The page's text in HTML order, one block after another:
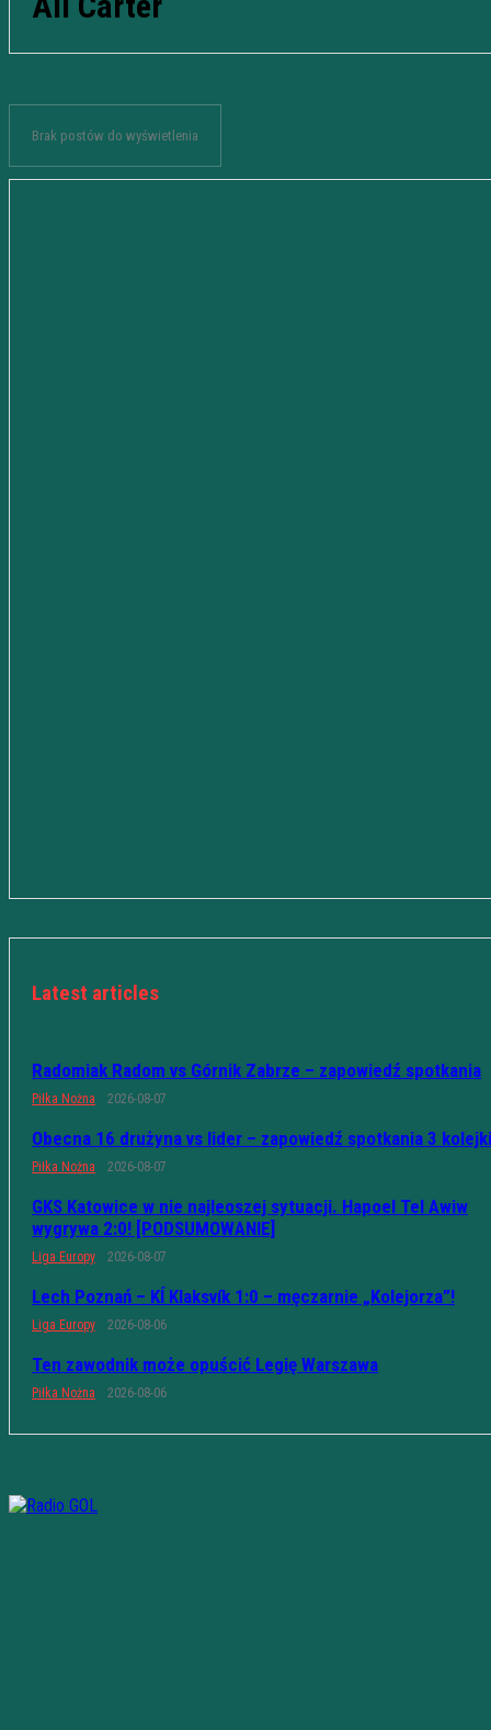
Brak postów do wyświetlenia
Latest articles
Radomiak Radom vs Górnik Zabrze – zapowiedź spotkania
Piłka Nożna 2026-08-07
Obecna 16 drużyna vs lider – zapowiedź spotkania 3 kolejki
Piłka Nożna 2026-08-07
GKS Katowice w nie najleoszej sytuacji. Hapoel Tel Awiw
wygrywa 2:0! [PODSUMOWANIE]
Liga Europy 2026-08-07
Lech Poznań – KÍ Klaksvík 1:0 – męczarnie „Kolejorza”!
Liga Europy 2026-08-06
Ten zawodnik może opuścić Legię Warszawa
Piłka Nożna 2026-08-06